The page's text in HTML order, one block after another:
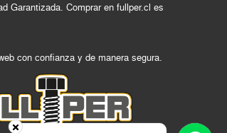
Garantizada. Comprar en fullper.cl es
con confianza y de manera segura.